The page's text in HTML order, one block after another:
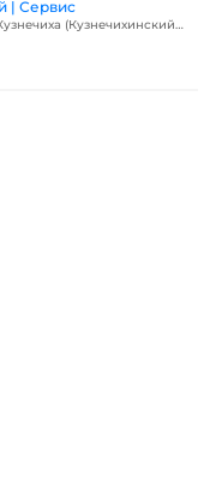
| Сервис
(Кузнечихинский